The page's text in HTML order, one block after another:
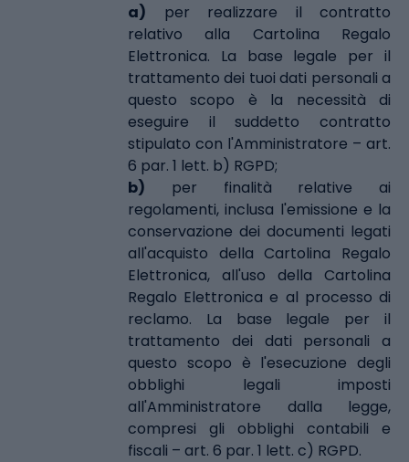
a) per realizzare il contratto
relativo alla Cartolina Regalo
Elettronica. La base legale per il
trattamento dei tuoi dati personali a
questo scopo è la necessità di
eseguire il suddetto contratto
stipulato con l'Amministratore – art.
6 par. 1 lett. b) RGPD;
b) per finalità relative ai
regolamenti, inclusa l'emissione e la
conservazione dei documenti legati
all'acquisto della Cartolina Regalo
Elettronica, all'uso della Cartolina
Regalo Elettronica e al processo di
reclamo. La base legale per il
trattamento dei dati personali a
questo scopo è l'esecuzione degli
obblighi legali imposti
all'Amministratore dalla legge,
compresi gli obblighi contabili e
fiscali – art. 6 par. 1 lett. c) RGPD.